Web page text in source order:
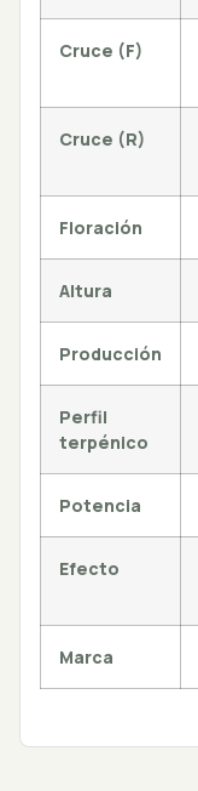
Cruce (F)
Cruce (R)
Floración
Altura
Producción
Perfil
terpénico
Potencia
Efecto
Marca